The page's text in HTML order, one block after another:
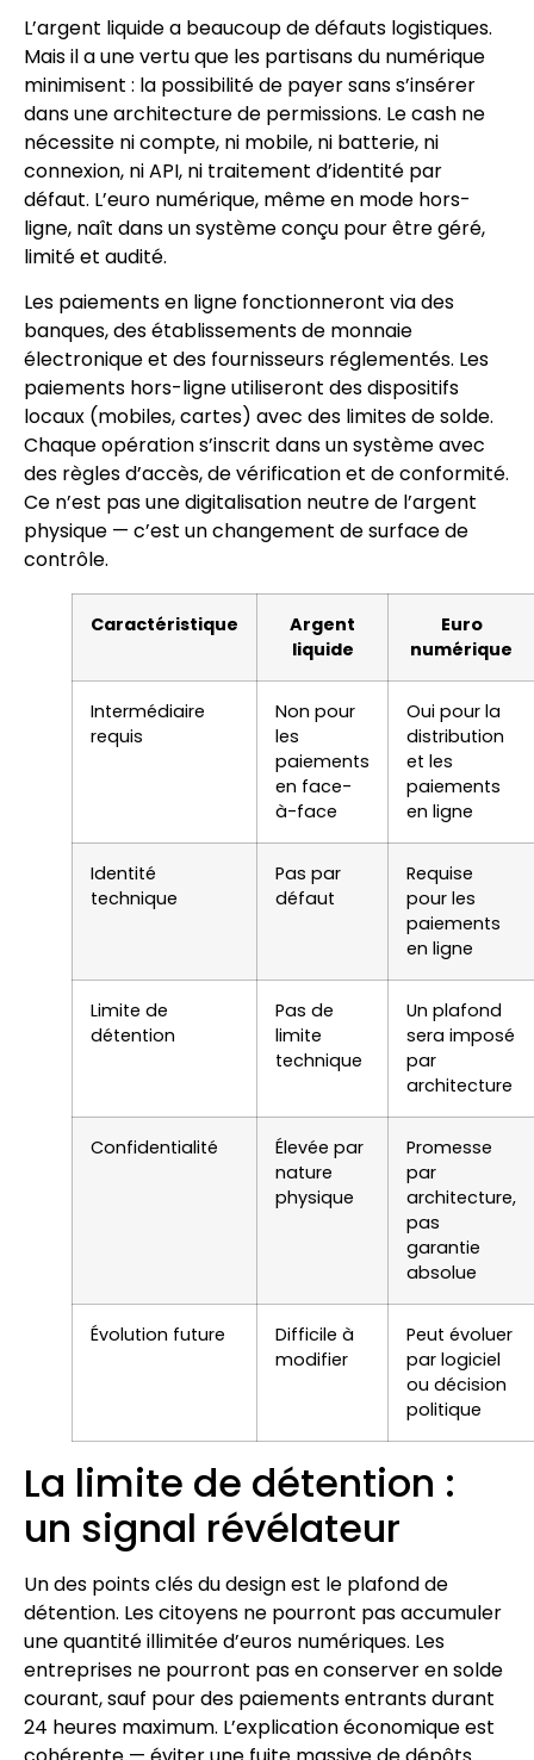
L’argent liquide a beaucoup de défauts logistiques.
Mais il a une vertu que les partisans du numérique
minimisent : la possibilité de payer sans s’insérer
dans une architecture de permissions. Le cash ne
nécessite ni compte, ni mobile, ni batterie, ni
connexion, ni API, ni traitement d’identité par
défaut. L’euro numérique, même en mode hors-
ligne, naît dans un système conçu pour être géré,
limité et audité.
Les paiements en ligne fonctionneront via des
banques, des établissements de monnaie
électronique et des fournisseurs réglementés. Les
paiements hors-ligne utiliseront des dispositifs
locaux (mobiles, cartes) avec des limites de solde.
Chaque opération s’inscrit dans un système avec
des règles d’accès, de vérification et de conformité.
Ce n’est pas une digitalisation neutre de l’argent
physique — c’est un changement de surface de
contrôle.
Caractéristique
Argent
liquide
Euro
numérique
Intermédiaire
requis
Non pour
les
paiements
en face-
à-face
Oui pour la
distribution
et les
paiements
en ligne
Identité
technique
Pas par
défaut
Requise
pour les
paiements
en ligne
Limite de
détention
Pas de
limite
technique
Un plafond
sera imposé
par
architecture
Confidentialité
Élevée par
nature
physique
Promesse
par
architecture,
pas
garantie
absolue
Évolution future
Difficile à
modifier
Peut évoluer
par logiciel
ou décision
politique
La limite de détention :
un signal révélateur
Un des points clés du design est le plafond de
détention. Les citoyens ne pourront pas accumuler
une quantité illimitée d’euros numériques. Les
entreprises ne pourront pas en conserver en solde
courant, sauf pour des paiements entrants durant
24 heures maximum. L’explication économique est